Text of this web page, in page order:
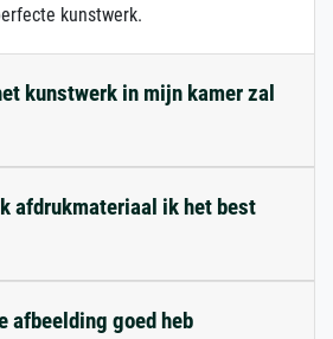
kunstwerk.
kunstwerk in mijn kamer zal
afdrukmateriaal ik het best
afbeelding goed heb